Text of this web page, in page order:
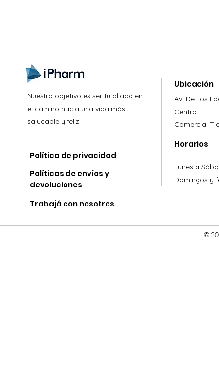
Nuestro objetivo es ser tu aliado en
el camino hacia una vida más
saludable y feliz.
Política de privacidad
Políticas de envíos y
devoluciones
Trabajá con nosotros
Ubicación
Av. De Los
Centro
Comercial
Horarios
Lunes a
Domingos y
©